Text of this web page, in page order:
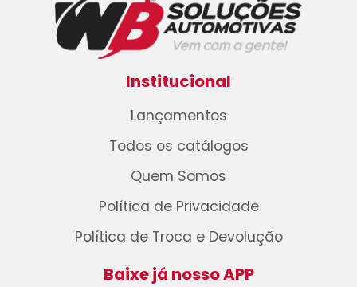
Institucional
Lançamentos
Todos os catálogos
Quem Somos
Política de Privacidade
Política de Troca e Devolução
Baixe já nosso APP